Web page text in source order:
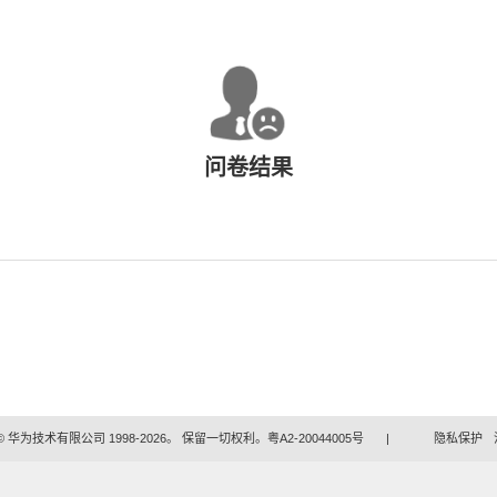
问卷结果
华为技术有限公司 1998-2026。 保留一切权利。粤A2-20044005号 隐私保护